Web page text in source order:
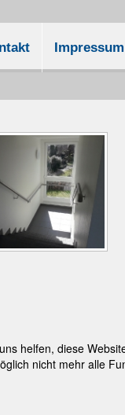
Impressum
helfen, diese
nicht mehr alle